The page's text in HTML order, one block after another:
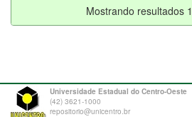
Mostrando resultados
Universidade Estadual do Centro-Oeste
(42) 3621-1000
repositorio@unicentro.br